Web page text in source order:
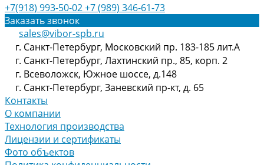
+7(918) 993-50-02+7 (989) 346-61-73
Заказать звонок
sales@vibor-spb.ru
г. Санкт-Петербург, Московский пр. 183-185 лит.А
г. Санкт-Петербург, Лахтинский пр., 85, корп. 2
г. Всеволожск, Южное шоссе, д.148
г. Санкт-Петербург, Заневский пр-кт, д. 65
Контакты
О компании
Технология производства
Лицензии и сертификаты
Фото объектов